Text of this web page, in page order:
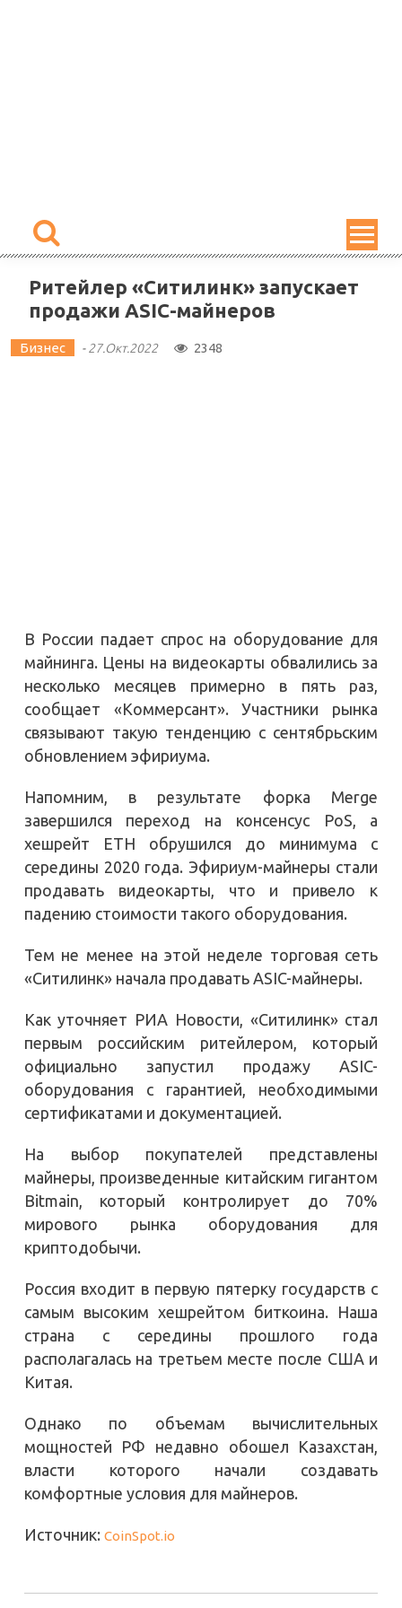
Ритейлер «Ситилинк» запускает
продажи ASIC-майнеров
Бизнес -27.Окт.2022 2348
В России падает спрос на оборудование для
майнинга. Цены на видеокарты обвалились за
несколько месяцев примерно в пять раз,
сообщает «Коммерсант». Участники рынка
связывают такую тенденцию с сентябрьским
обновлением эфириума.
Напомним, в результате форка Merge
завершился переход на консенсус PoS, а
хешрейт ETH обрушился до минимума с
середины 2020 года. Эфириум-майнеры стали
продавать видеокарты, что и привело к
падению стоимости такого оборудования.
Тем не менее на этой неделе торговая сеть
«Ситилинк» начала продавать ASIC-майнеры.
Как уточняет РИА Новости, «Ситилинк» стал
первым российским ритейлером, который
официально запустил продажу ASIC-
оборудования с гарантией, необходимыми
сертификатами и документацией.
На выбор покупателей представлены
майнеры, произведенные китайским гигантом
Bitmain, который контролирует до 70%
мирового рынка оборудования для
криптодобычи.
Россия входит в первую пятерку государств с
самым высоким хешрейтом биткоина. Наша
страна с середины прошлого года
располагалась на третьем месте после США и
Китая.
Однако по объемам вычислительных
мощностей РФ недавно обошел Казахстан,
власти которого начали создавать
комфортные условия для майнеров.
Источник: CoinSpot.io